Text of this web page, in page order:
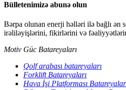
Bülletenimizə abunə olun
Bərpa olunan enerji həlləri ilə bağlı ən
irəliləyişlərini, fikirlərini və
Motiv Güc Batareyaları
Qolf arabası batareyaları
Forklift Batareyaları
Hava İşi Platforması